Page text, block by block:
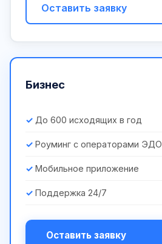
Оставить заявку
Бизнес
До 600 исходящих в год
Роуминг с операторами ЭДО
Мобильное приложение
Поддержка 24/7
Оставить заявку